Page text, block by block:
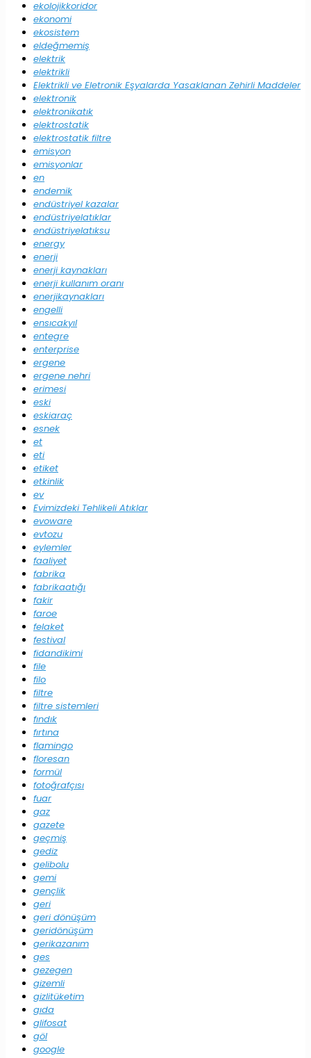
ekolojikkoridor
ekonomi
ekosistem
eldeğmemiş
elektrik
elektrikli
Elektrikli ve Eletronik Eşyalarda Yasaklanan Zehirli Maddeler
elektronik
elektronikatık
elektrostatik
elektrostatik filtre
emisyon
emisyonlar
en
endemik
endüstriyel kazalar
endüstriyelatıklar
endüstriyelatıksu
energy
enerji
enerji kaynakları
enerji kullanım oranı
enerjikaynakları
engelli
ensıcakyıl
entegre
enterprise
ergene
ergene nehri
erimesi
eski
eskiaraç
esnek
et
eti
etiket
etkinlik
ev
Evimizdeki Tehlikeli Atıklar
evoware
evtozu
eylemler
faaliyet
fabrika
fabrikaatığı
fakir
faroe
felaket
festival
fidandikimi
file
filo
filtre
filtre sistemleri
fındık
fırtına
flamingo
floresan
formül
fotoğrafçısı
fuar
gaz
gazete
geçmiş
gediz
gelibolu
gemi
gençlik
geri
geri dönüşüm
geridönüşüm
gerikazanım
ges
gezegen
gizemli
gizlitüketim
gıda
glifosat
göl
google